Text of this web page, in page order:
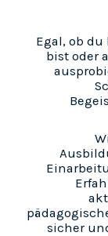
Egal, ob
bist oder
sicher